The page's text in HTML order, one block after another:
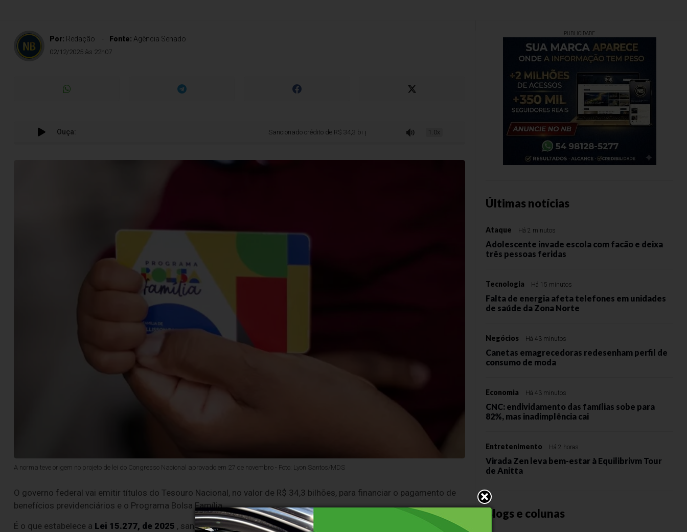
Por: Redação Fonte: Agência Senado
02/12/2025 às 22h07
Ouça: Sancionado crédito de R$ 34,3 bi para benefícios previdenciários e Bolsa Família
1.0x
A norma teve origem no projeto de lei do Congresso Nacional aprovado em 27 de novembro - Foto: Lyon Santos/MDS
O governo federal vai emitir títulos do Tesouro Nacional, no valor de R$ 34,3 bilhões, para financiar o pagamento de
benefícios previdenciários e o Programa Bolsa Família.
É o que estabelece a Lei 15.277, de 2025 , sancionada pelo presidente Luiz Inácio Lula da Silva e publicada noDiário
PUBLICIDADE
Últimas notícias
Ataque Há 2 minutos
Adolescente invade escola com facão e deixa
três pessoas feridas
Tecnologia Há 15 minutos
Falta de energia afeta telefones em unidades
de saúde da Zona Norte
Negócios Há 43 minutos
Canetas emagrecedoras redesenham perfil de
consumo de moda
Economia Há 43 minutos
CNC: endividamento das famílias sobe para
82%, mas inadimplência cai
Entretenimento Há 2 horas
Virada Zen leva bem-estar à Equilibrivm Tour
de Anitta
Blogs e colunas